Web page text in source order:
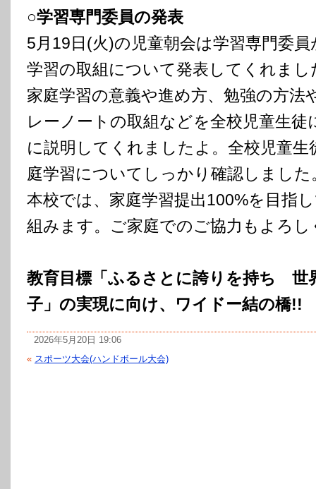
○学習専門委員の発表
5月19日(火)の児童朝会は学習専門委員
学習の取組について発表してくれまし
家庭学習の意義や進め方、勉強の方法
レーノートの取組などを全校児童生徒
に説明してくれましたよ。全校児童生
庭学習についてしっかり確認しました
本校では、家庭学習提出100%を目指
組みます。ご家庭でのご協力もよろ
教育目標「ふるさとに誇りを持ち
子」の実現に向け、ワイドー結の橋!!
2026年5月20日 19:06
« スポーツ大会(ハンドボール大会)